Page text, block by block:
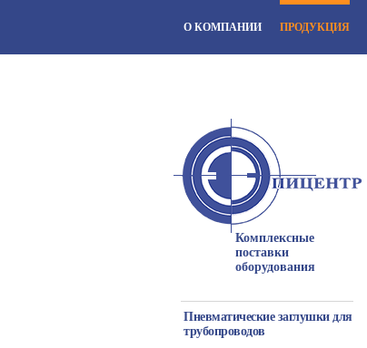
О КОМПАНИИ ПРОДУКЦИЯ
Комплексные
поставки
оборудования
Пневматические заглушки для
трубопроводов